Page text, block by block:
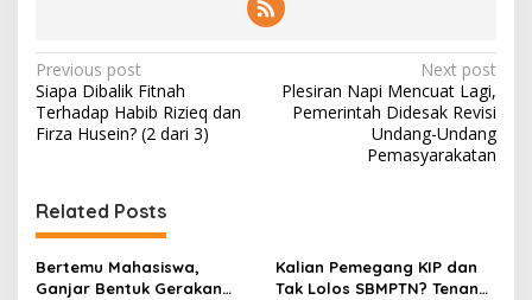
P
o
s
n
a
v
Previous post
Siapa Dibalik Fitnah
Terhadap Habib Rizieq dan
Firza Husein? (2 dari 3)
Next post
Plesiran Napi Mencuat Lagi,
Pemerintah Didesak Revisi
Undang-Undang
Pemasyarakatan
Related Posts
Bertemu Mahasiswa,
Ganjar Bentuk Gerakan
Kalian Pemegang KIP dan
Tak Lolos SBMPTN? Tenang,